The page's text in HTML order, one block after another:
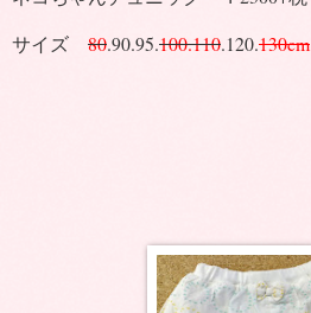
サイズ 80.90.95.100.110.120.130cm